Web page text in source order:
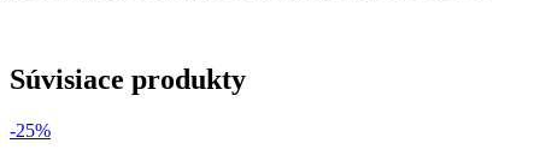
Súvisiace produkty
-25%